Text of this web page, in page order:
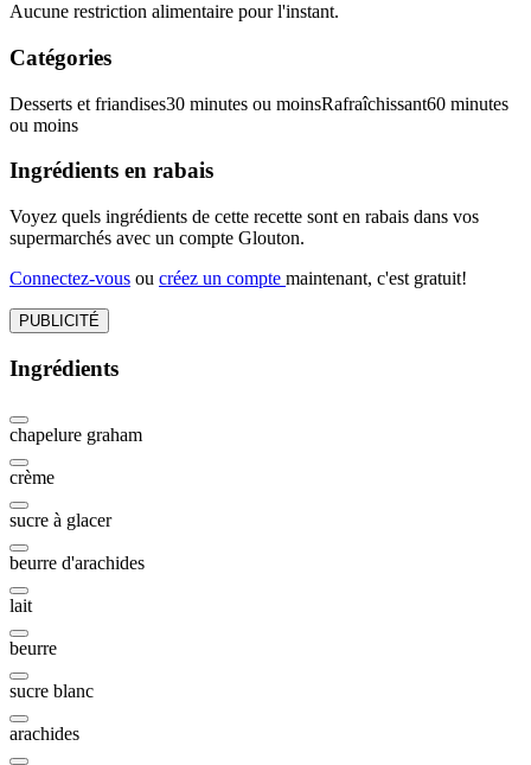
Aucune restriction alimentaire pour l'instant.
Catégories
Desserts et friandises30 minutes ou moinsRafraîchissant60 minutes
ou moins
Ingrédients en rabais
Voyez quels ingrédients de cette recette sont en rabais dans vos
supermarchés avec un compte Glouton.
Connectez-vous ou créez un compte maintenant, c'est gratuit!
PUBLICITÉ
Ingrédients
chapelure graham
crème
sucre à glacer
beurre d'arachides
lait
beurre
sucre blanc
arachides